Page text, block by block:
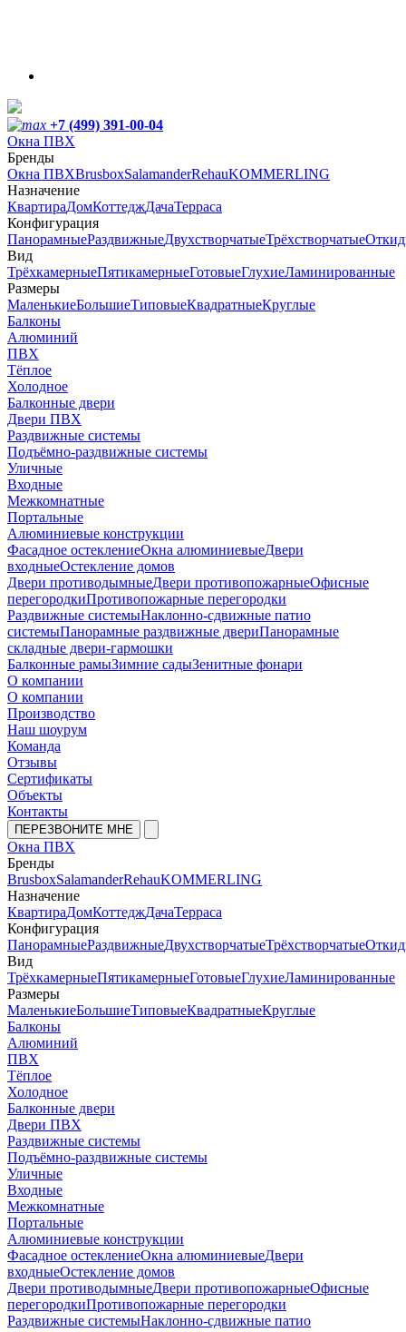
+7 (499) 391-00-04
Окна ПВХ
Бренды
Окна ПВХBrusboxSalamanderRehauKOMMERLING
Назначение
КвартираДомКоттеджДачаТерраса
Конфигурация
ПанорамныеРаздвижныеДвухстворчатыеТрёхстворчатые
Вид
ТрёхкамерныеПятикамерныеГотовыеГлухиеЛаминированные
Размеры
МаленькиеБольшиеТиповыеКвадратныеКруглые
Балконы
Алюминий
ПВХ
Тёплое
Холодное
Балконные двери
Двери ПВХ
Раздвижные системы
Подъёмно-раздвижные системы
Уличные
Входные
Межкомнатные
Портальные
Алюминиевые конструкции
Фасадное остеклениеОкна алюминиевыеДвери
входныеОстекление домов
Двери противодымныеДвери противопожарныеОфисные
перегородкиПротивопожарные перегородки
Раздвижные системыНаклонно-сдвижные патио
системыПанорамные раздвижные двериПанорамные
складные двери-гармошки
Балконные рамыЗимние садыЗенитные фонари
О компании
О компании
Производство
Наш шоурум
Команда
Отзывы
Сертификаты
Объекты
Контакты
ПЕРЕЗВОНИТЕ МНЕ
Окна ПВХ
Бренды
BrusboxSalamanderRehauKOMMERLING
Назначение
КвартираДомКоттеджДачаТерраса
Конфигурация
ПанорамныеРаздвижныеДвухстворчатыеТрёхстворчатые
Вид
ТрёхкамерныеПятикамерныеГотовыеГлухиеЛаминированные
Размеры
МаленькиеБольшиеТиповыеКвадратныеКруглые
Балконы
Алюминий
ПВХ
Тёплое
Холодное
Балконные двери
Двери ПВХ
Раздвижные системы
Подъёмно-раздвижные системы
Уличные
Входные
Межкомнатные
Портальные
Алюминиевые конструкции
Фасадное остеклениеОкна алюминиевыеДвери
входныеОстекление домов
Двери противодымныеДвери противопожарныеОфисные
перегородкиПротивопожарные перегородки
Раздвижные системыНаклонно-сдвижные патио